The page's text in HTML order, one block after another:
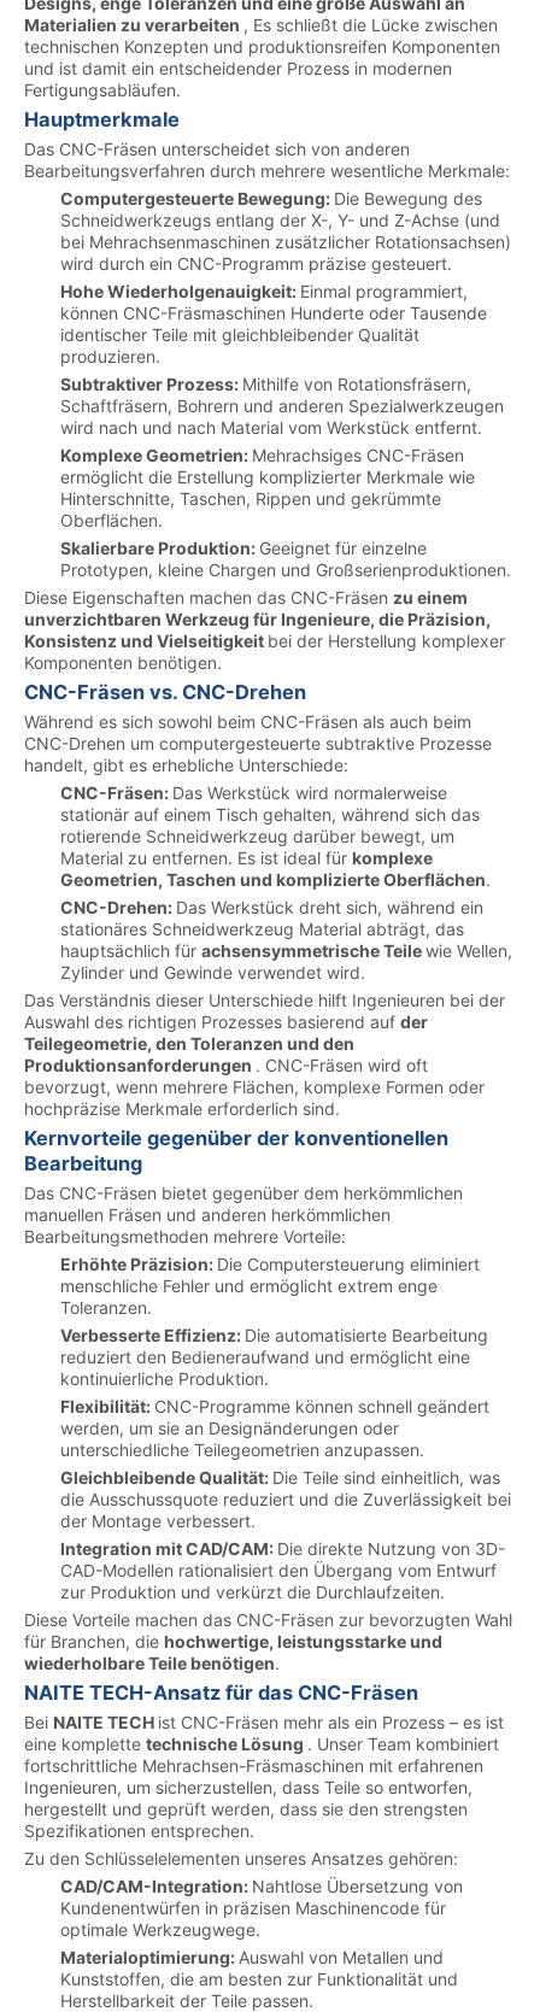
Materialien zu verarbeiten , Es schließt die Lücke zwischen
technischen Konzepten und produktionsreifen Komponenten
und ist damit ein entscheidender Prozess in modernen
Fertigungsabläufen.
Hauptmerkmale
Das CNC-Fräsen unterscheidet sich von anderen
Bearbeitungsverfahren durch mehrere wesentliche Merkmale:
Computergesteuerte Bewegung: Die Bewegung des
Schneidwerkzeugs entlang der X-, Y- und Z-Achse (und
bei Mehrachsenmaschinen zusätzlicher Rotationsachsen)
wird durch ein CNC-Programm präzise gesteuert.
Hohe Wiederholgenauigkeit: Einmal programmiert,
können CNC-Fräsmaschinen Hunderte oder Tausende
identischer Teile mit gleichbleibender Qualität
produzieren.
Subtraktiver Prozess: Mithilfe von Rotationsfräsern,
Schaftfräsern, Bohrern und anderen Spezialwerkzeugen
wird nach und nach Material vom Werkstück entfernt.
Komplexe Geometrien: Mehrachsiges CNC-Fräsen
ermöglicht die Erstellung komplizierter Merkmale wie
Hinterschnitte, Taschen, Rippen und gekrümmte
Oberflächen.
Skalierbare Produktion: Geeignet für einzelne
Prototypen, kleine Chargen und Großserienproduktionen.
Diese Eigenschaften machen das CNC-Fräsen zu einem
unverzichtbaren Werkzeug für Ingenieure, die Präzision,
Konsistenz und Vielseitigkeit bei der Herstellung komplexer
Komponenten benötigen.
CNC-Fräsen vs. CNC-Drehen
Während es sich sowohl beim CNC-Fräsen als auch beim
CNC-Drehen um computergesteuerte subtraktive Prozesse
handelt, gibt es erhebliche Unterschiede:
CNC-Fräsen: Das Werkstück wird normalerweise
stationär auf einem Tisch gehalten, während sich das
rotierende Schneidwerkzeug darüber bewegt, um
Material zu entfernen. Es ist ideal für komplexe
Geometrien, Taschen und komplizierte Oberflächen.
CNC-Drehen: Das Werkstück dreht sich, während ein
stationäres Schneidwerkzeug Material abträgt, das
hauptsächlich für achsensymmetrische Teilewie Wellen,
Zylinder und Gewinde verwendet wird.
Das Verständnis dieser Unterschiede hilft Ingenieuren bei der
Auswahl des richtigen Prozesses basierend auf der
Teilegeometrie, den Toleranzen und den
Produktionsanforderungen . CNC-Fräsen wird oft
bevorzugt, wenn mehrere Flächen, komplexe Formen oder
hochpräzise Merkmale erforderlich sind.
Kernvorteile gegenüber der konventionellen
Bearbeitung
Das CNC-Fräsen bietet gegenüber dem herkömmlichen
manuellen Fräsen und anderen herkömmlichen
Bearbeitungsmethoden mehrere Vorteile:
Erhöhte Präzision: Die Computersteuerung eliminiert
menschliche Fehler und ermöglicht extrem enge
Toleranzen.
Verbesserte Effizienz: Die automatisierte Bearbeitung
reduziert den Bedieneraufwand und ermöglicht eine
kontinuierliche Produktion.
Flexibilität: CNC-Programme können schnell geändert
werden, um sie an Designänderungen oder
unterschiedliche Teilegeometrien anzupassen.
Gleichbleibende Qualität: Die Teile sind einheitlich, was
die Ausschussquote reduziert und die Zuverlässigkeit bei
der Montage verbessert.
Integration mit CAD/CAM: Die direkte Nutzung von 3D-
CAD-Modellen rationalisiert den Übergang vom Entwurf
zur Produktion und verkürzt die Durchlaufzeiten.
Diese Vorteile machen das CNC-Fräsen zur bevorzugten Wahl
für Branchen, die hochwertige, leistungsstarke und
wiederholbare Teile benötigen.
NAITE TECH-Ansatz für das CNC-Fräsen
Bei NAITE TECH ist CNC-Fräsen mehr als ein Prozess – es ist
eine komplette technische Lösung . Unser Team kombiniert
fortschrittliche Mehrachsen-Fräsmaschinen mit erfahrenen
Ingenieuren, um sicherzustellen, dass Teile so entworfen,
hergestellt und geprüft werden, dass sie den strengsten
Spezifikationen entsprechen.
Zu den Schlüsselelementen unseres Ansatzes gehören:
CAD/CAM-Integration: Nahtlose Übersetzung von
Kundenentwürfen in präzisen Maschinencode für
optimale Werkzeugwege.
Materialoptimierung: Auswahl von Metallen und
Kunststoffen, die am besten zur Funktionalität und
Herstellbarkeit der Teile passen.